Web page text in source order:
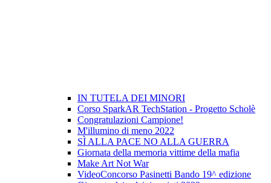
IN TUTELA DEI MINORI
Corso SparkAR TechStation - Progetto Scholè
Congratulazioni Campione!
M'illumino di meno 2022
SÌ ALLA PACE NO ALLA GUERRA
Giornata della memoria vittime della mafia
Make Art Not War
VideoConcorso Pasinetti Bando 19^ edizione